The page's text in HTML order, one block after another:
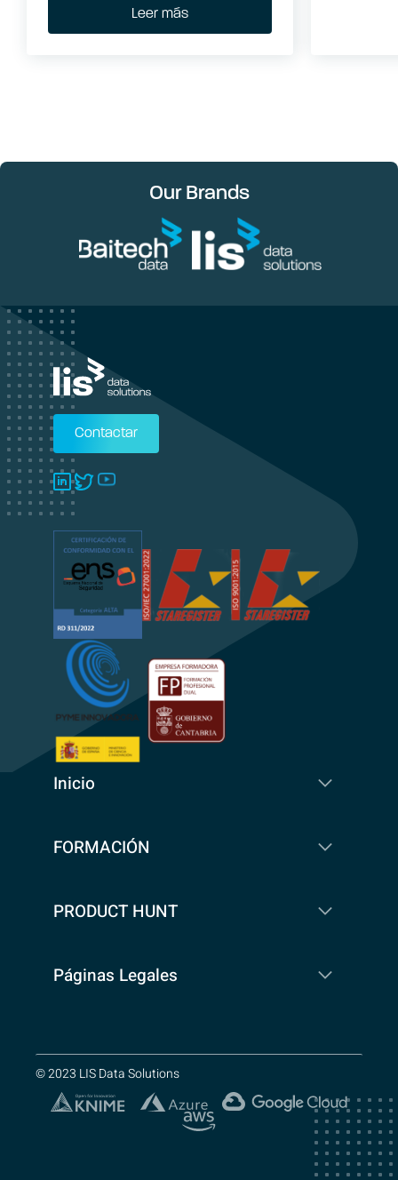
Leer más
Our Brands
Contactar
Inicio
FORMACIÓN
PRODUCT HUNT
Páginas Legales
© 2023 LIS Data Solutions